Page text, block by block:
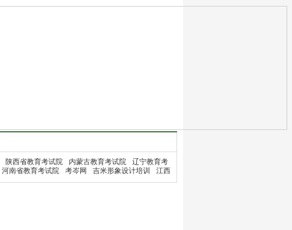
陕西省教育考试院 内蒙古教育考试院
辽宁教育考
河南省教育考试院 考岑网 吉米形象设计培训
江西